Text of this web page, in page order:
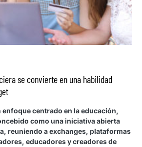
se convierte en una habilidad
centrado en la educación,
como una iniciativa abierta
reuniendo a exchanges, plataformas
educadores y creadores de